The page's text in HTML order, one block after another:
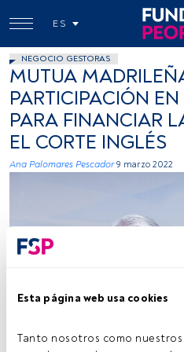
Esta página web usa cookies
Tanto nosotros como nuestros
ES
NEGOCIO GESTORAS
MUTUA
PARTICIPACIÓN
PARA FINANCIAR
EL CORTE INGLÉS
Ana Palomares Pescador 9 marzo 2022